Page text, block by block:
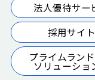
法人優待サー
採用サイト
プライムラン
ソリューショ